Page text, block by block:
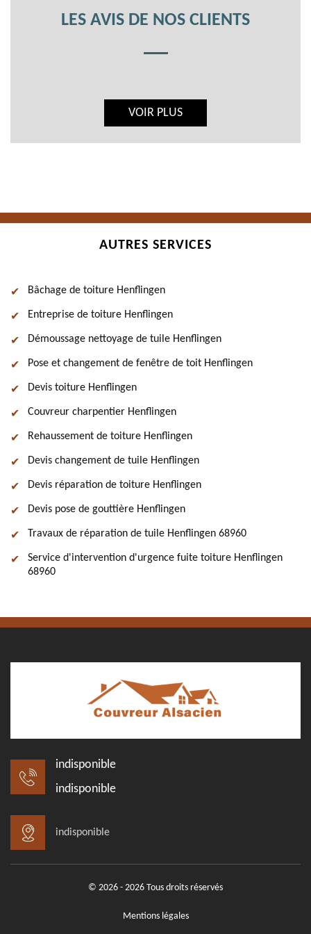
LES AVIS DE NOS CLIENTS
VOIR PLUS
AUTRES SERVICES
Bâchage de toiture Henflingen
Entreprise de toiture Henflingen
Démoussage nettoyage de tuile Henflingen
Pose et changement de fenêtre de toit Henflingen
Devis toiture Henflingen
Couvreur charpentier Henflingen
Rehaussement de toiture Henflingen
Devis changement de tuile Henflingen
Devis réparation de toiture Henflingen
Devis pose de gouttière Henflingen
Travaux de réparation de tuile Henflingen 68960
Service d'intervention d'urgence fuite toiture Henflingen
68960
indisponible
indisponible
indisponible
© 2026 - 2026 Tous droits réservés
Mentions légales